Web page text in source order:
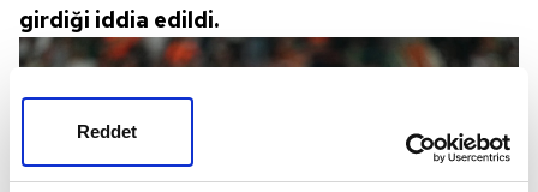
Reddet
girdiği iddia edildi.